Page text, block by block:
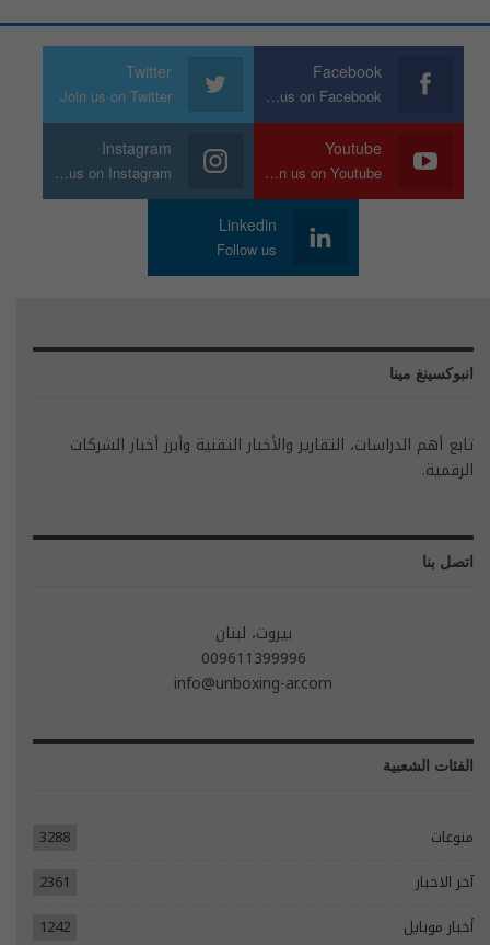
Facebook
Join us on Facebook
Twitter
Join us on Twitter
Youtube
Join us on Youtube
Instagram
Join us on Instagram
Linkedin
Follow us
انبوكسينغ مينا
تابع أهم الدراسات، التقارير والأخبار التقنية وأبرز أخبار الشركات
الرقمية.
اتصل بنا
بيروت، لبنان
009611399996
info@unboxing-ar.com
الفئات الشعبية
منوعات
3288
آخر الاخبار
2361
أخبار موبايل
1242